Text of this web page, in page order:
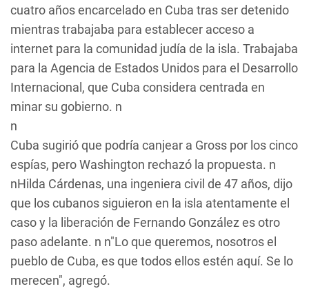
cuatro años encarcelado en Cuba tras ser detenido
mientras trabajaba para establecer acceso a
internet para la comunidad judía de la isla. Trabajaba
para la Agencia de Estados Unidos para el Desarrollo
Internacional, que Cuba considera centrada en
minar su gobierno. n
n
Cuba sugirió que podría canjear a Gross por los cinco
espías, pero Washington rechazó la propuesta. n
nHilda Cárdenas, una ingeniera civil de 47 años, dijo
que los cubanos siguieron en la isla atentamente el
caso y la liberación de Fernando González es otro
paso adelante. n n"Lo que queremos, nosotros el
pueblo de Cuba, es que todos ellos estén aquí. Se lo
merecen", agregó.